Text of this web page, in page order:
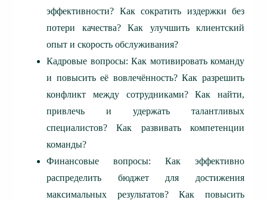
эффективности? Как сократить издержки без
потери качества? Как улучшить клиентский
опыт и скорость обслуживания?
Кадровые вопросы: Как мотивировать команду
и повысить её вовлечённость? Как разрешить
конфликт между сотрудниками? Как найти,
привлечь и удержать талантливых
специалистов? Как развивать компетенции
команды?
Финансовые вопросы: Как эффективно
распределить бюджет для достижения
максимальных результатов? Как повысить